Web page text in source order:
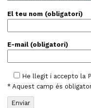
El teu nom (obligatori)
E-mail (obligatori)
He llegit i accepto la
* Aquest camp és